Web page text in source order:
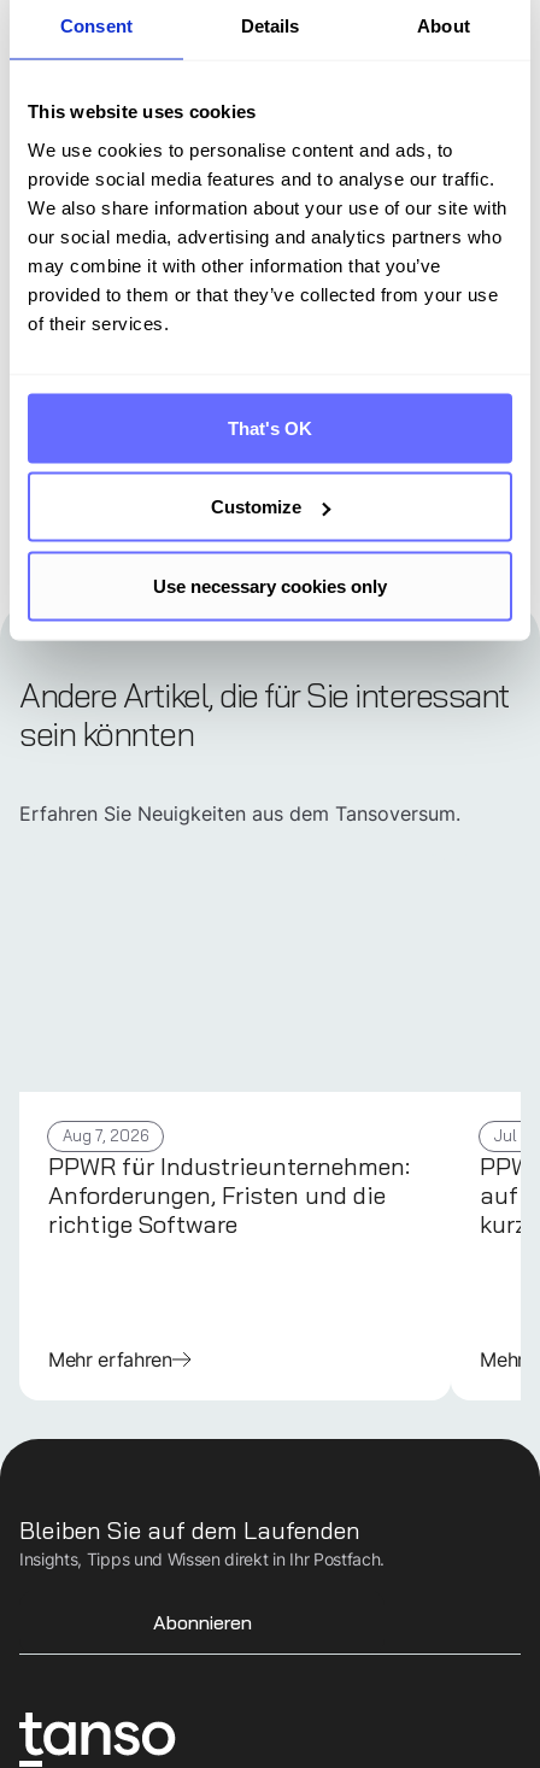
Consent Details About
This website uses cookies
We use cookies to personalise content and ads, to
provide social media features and to analyse our traffic.
We also share information about your use of our site with
our social media, advertising and analytics partners who
may combine it with other information that you’ve
provided to them or that they’ve collected from your use
of their services.
That's OK
Customize
Use necessary cookies only
Entdecken Sie Tanso –
Ihre Komplett­lösung für
Andere Artikel, die für Sie interessant
sein könnten
Erfahren Sie Neuigkeiten aus dem Tansoversum.
Aug 7, 2026
PPWR für Industrieunternehmen:
Anforderungen, Fristen und die
richtige Software
Mehr erfahren
Jul
auf
kurz
Mehr
Bleiben Sie auf dem Laufenden
Insights, Tipps und Wissen direkt in Ihr Postfach.
Abonnieren